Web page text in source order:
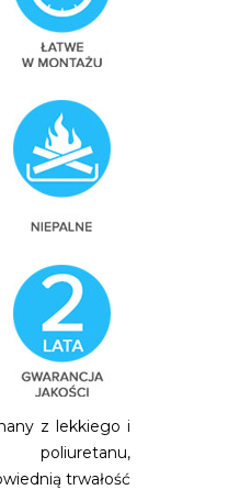
z lekkiego i
trwałość